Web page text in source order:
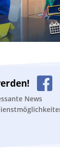
News